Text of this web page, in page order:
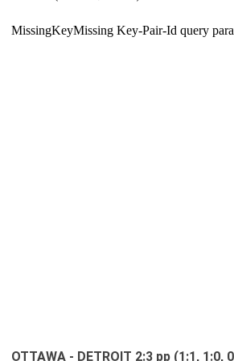
OTTAWA - DETROIT 2:3 pp (1:1, 1:0,